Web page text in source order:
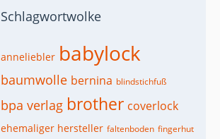
Schlagwortwolke
anneliebler babylock
baumwolle bernina blindstichfuß
bpa verlag brother coverlock
ehemaliger hersteller faltenboden fingerhut